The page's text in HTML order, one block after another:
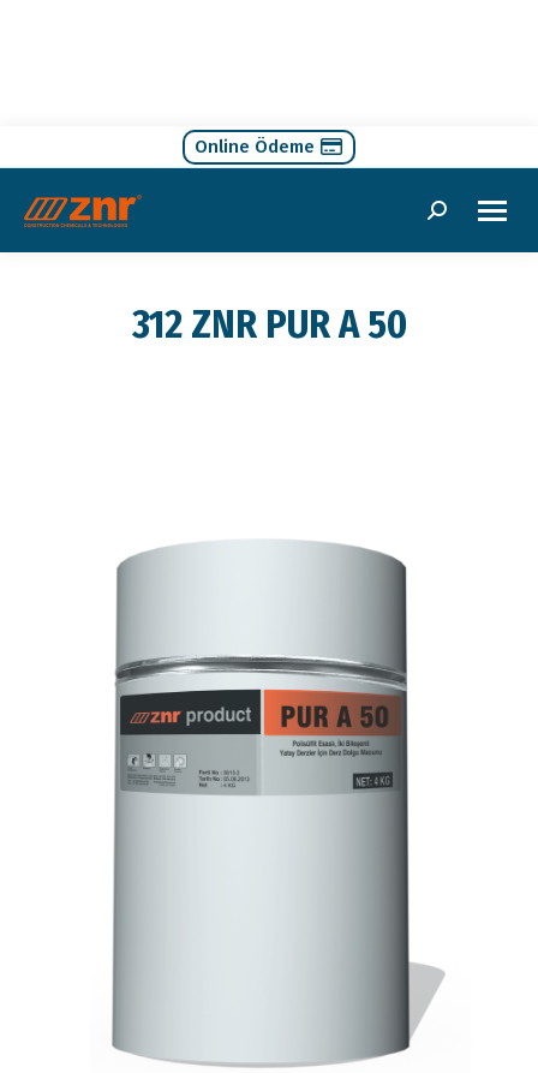
Online Ödeme
Search:
312 ZNR PUR A 50